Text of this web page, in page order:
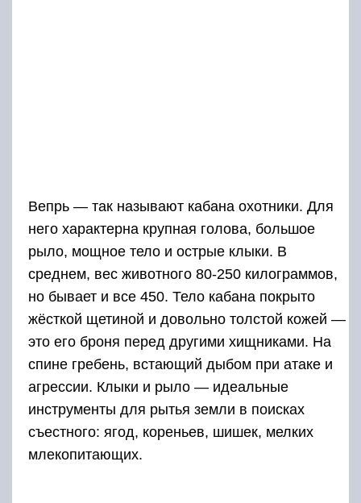
Вепрь — так называют кабана охотники. Для
него характерна крупная голова, большое
рыло, мощное тело и острые клыки. В
среднем, вес животного 80-250 килограммов,
но бывает и все 450. Тело кабана покрыто
жёсткой щетиной и довольно толстой кожей —
это его броня перед другими хищниками. На
спине гребень, встающий дыбом при атаке и
агрессии. Клыки и рыло — идеальные
инструменты для рытья земли в поисках
съестного: ягод, кореньев, шишек, мелких
млекопитающих.